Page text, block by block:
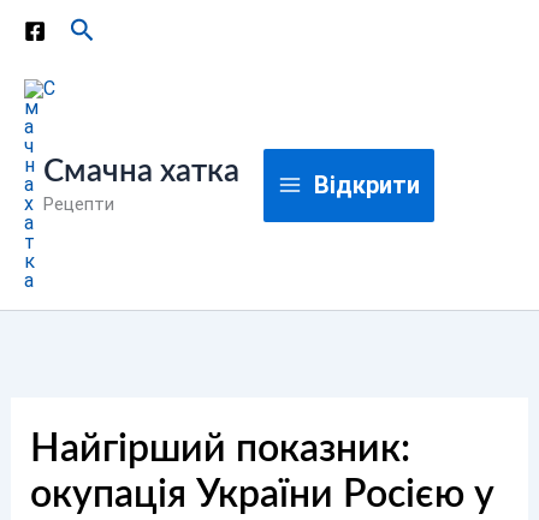
Перейти
вмісту
Пошук
Смачна хатка
Рецепти
Відкрити
Найгірший показник:
окупація України Росією у